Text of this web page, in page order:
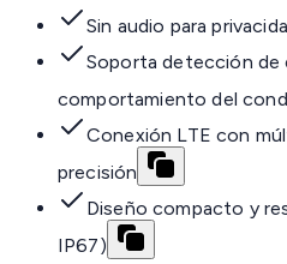
Sin audio para
Soporta detección de
comportamiento del
Conexión LTE con
precisión
Diseño compacto y
IP67)